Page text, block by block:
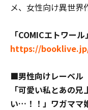
メ、女性向け異世界
「COMICエトワール
https://
■男性向けレーベル
「可愛い私とあの
い…！！」 ワガママ